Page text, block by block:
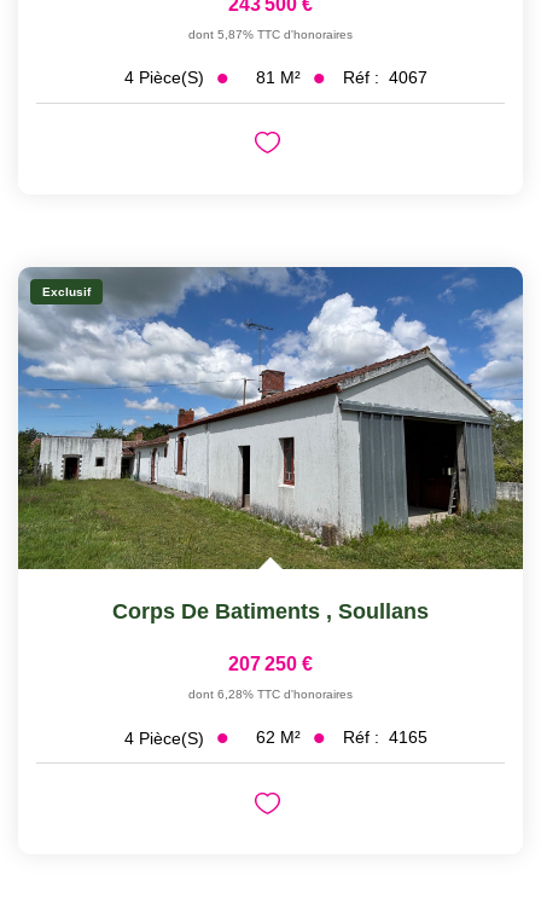
dont 5,87% TTC d'honoraires
4 Pièce(s) 81 M² Réf : 4067
Exclusif
Corps De Batiments , Soullans
207 250 €
dont 6,28% TTC d'honoraires
4 Pièce(s) 62 M² Réf : 4165